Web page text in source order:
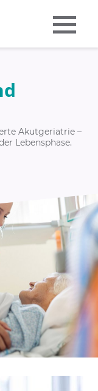
Akutgeriatrie –
Lebensphase.